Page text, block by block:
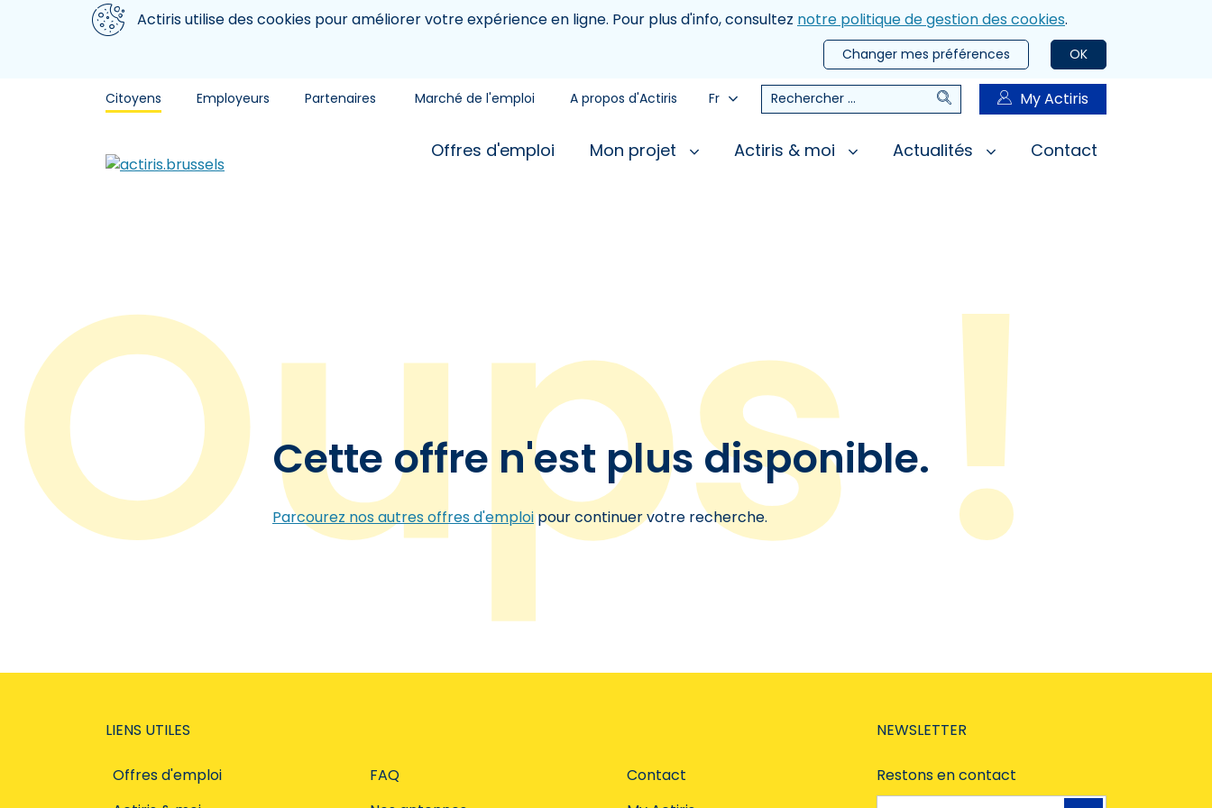
Aller au contenu principal
Nous utilisons des cookiesActiris utilise des cookies pour améliorer votre expérience en ligne. Pour plus d'info, consultez notre politique de gestion des cookies.
OK
Changer mes préférences
Citoyens Employeurs Partenaires Marché de l'emploi A propos d'Actiris Fr Rechercher RechercherMy Actiris
Offres d'emploi Mon projet Actiris & moi Actualités Contact
Cette offre n'est plus disponible.
Parcourez nos autres offres d'emploipour continuer votre recherche.
LIENS UTILES
Offres d'emploi
FAQ
Contact
NEWSLETTER
Restons en contact